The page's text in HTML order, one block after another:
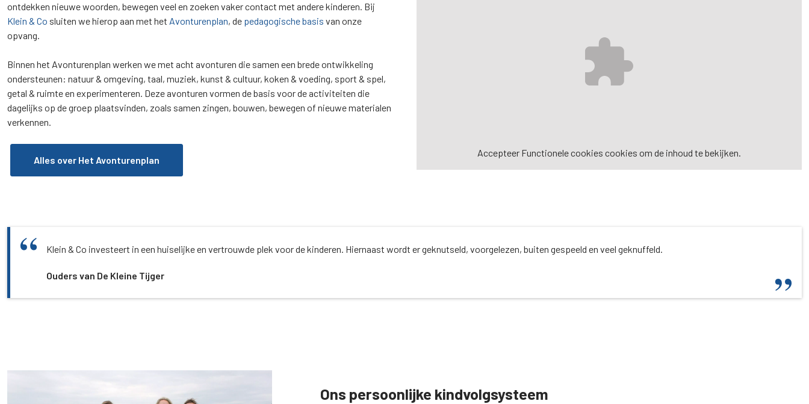
ontdekken nieuwe woorden, bewegen veel en zoeken vaker contact met andere kinderen. Bij
Klein & Co sluiten we hierop aan met het Avonturenplan, de pedagogische basis van onze
opvang.
Binnen het Avonturenplan werken we met acht avonturen die samen een brede ontwikkeling
ondersteunen: natuur & omgeving, taal, muziek, kunst & cultuur, koken & voeding, sport & spel,
getal & ruimte en experimenteren. Deze avonturen vormen de basis voor de activiteiten die
dagelijks op de groep plaatsvinden, zoals samen zingen, bouwen, bewegen of nieuwe materialen
verkennen.
Alles over Het Avonturenplan
Accepteer Functionele cookies cookies om de inhoud te bekijken.
Klein & Co investeert in een huiselijke en vertrouwde plek voor de kinderen. Hiernaast wordt er geknutseld, voorgelezen, buiten gespeeld en veel geknuffeld.
Ouders van De Kleine Tijger
Ons persoonlijke kindvolgsysteem